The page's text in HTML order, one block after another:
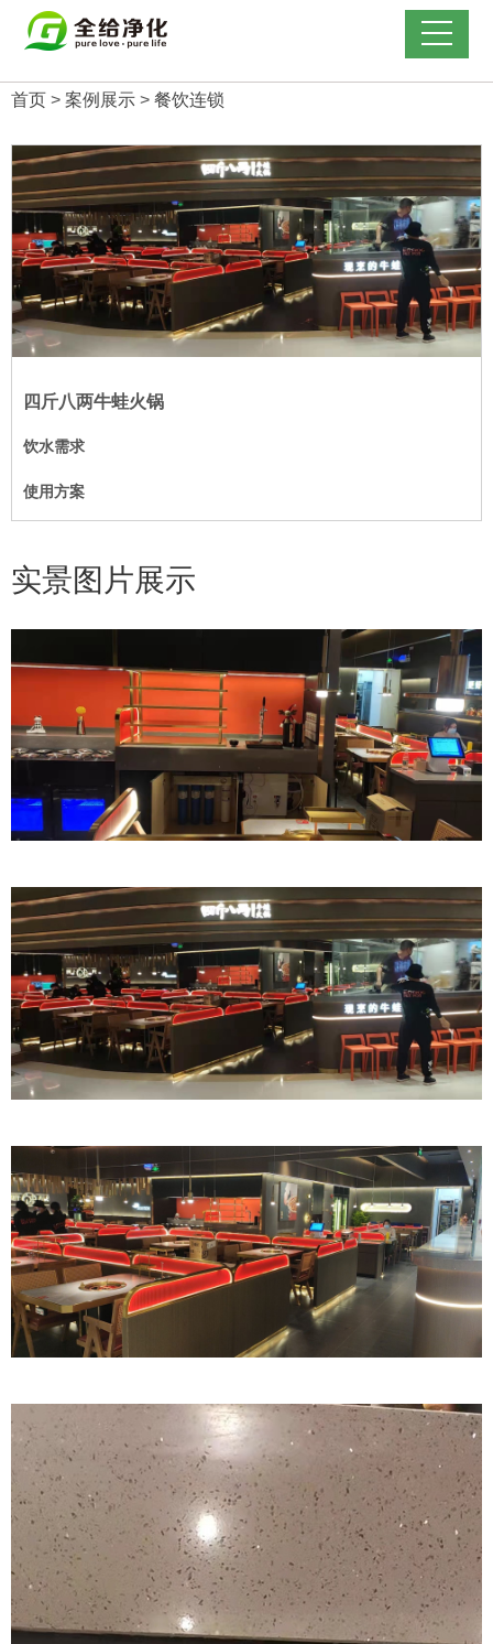
首页 > 案例展示 > 餐饮连锁
四斤八两牛蛙火锅
饮水需求
使用方案
实景图片展示